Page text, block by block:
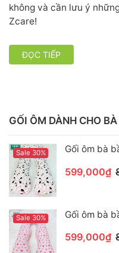
GỐI ÔM DÀNH CHO
Sale 30% Gối ôm bà
599,000₫
Sale 30% Gối ôm bà
599,000₫
không và cần lưu ý
Zcare!
ĐỌC TIẾP